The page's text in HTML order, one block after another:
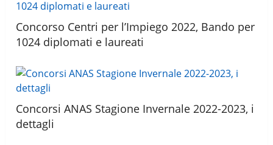
Concorso Centri per l’Impiego 2022, Bando per
1024 diplomati e laureati
Concorsi ANAS Stagione Invernale 2022-2023, i
dettagli